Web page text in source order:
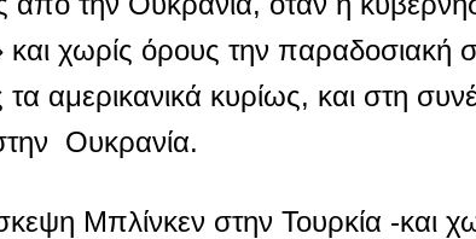
και χωρίς όρους την
αμερικανικά κυρίως, και στη
Ουκρανία.
Μπλίνκεν στην Τουρκία -και